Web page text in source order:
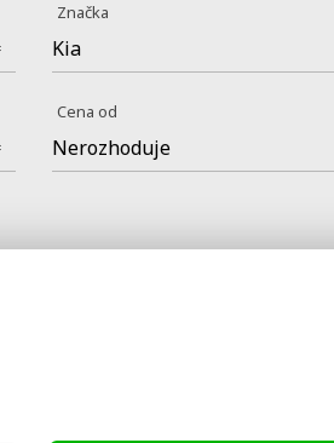
Značka
Cena od